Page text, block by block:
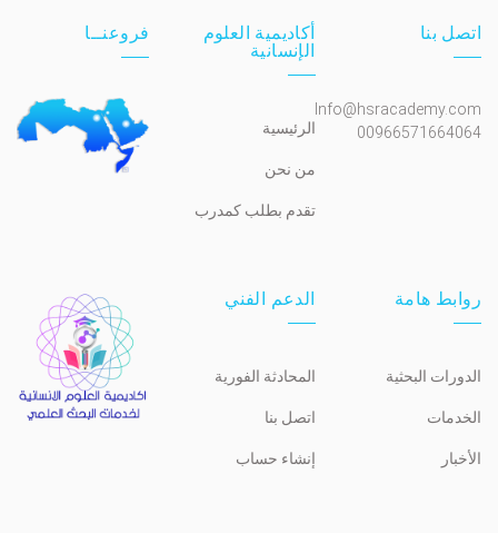
اتصل بنا
Info@hsracademy.com
00966571664064
أكاديمية العلوم
الإنسانية
الرئيسية
من نحن
تقدم بطلب كمدرب
فروعنــا
روابط هامة
الدورات البحثية
الخدمات
الأخبار
الدعم الفني
المحادثة الفورية
اتصل بنا
إنشاء حساب